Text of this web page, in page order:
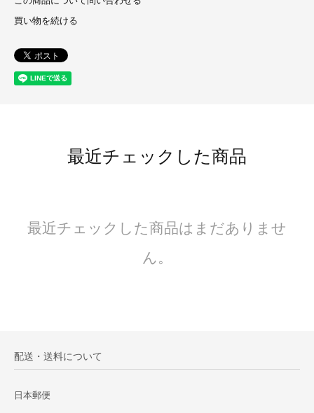
買い物を続ける
最近チェックした商品
最近チェックした商品はまだありませ
ん。
配送・送料について
日本郵便